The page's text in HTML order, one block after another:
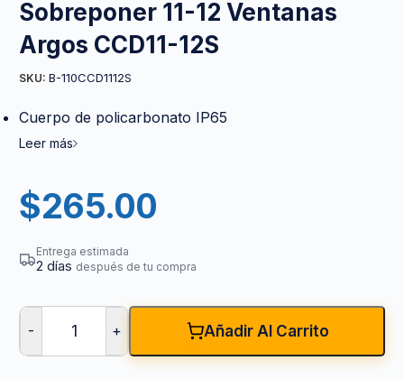
Sobreponer 11-12 Ventanas
Argos CCD11-12S
SKU: B-110CCD1112S
Cuerpo de policarbonato IP65
Leer más
$265.00
Entrega estimada
2 días después de tu compra
- + Añadir Al Carrito